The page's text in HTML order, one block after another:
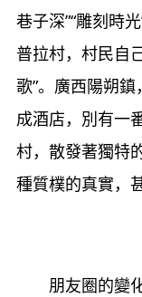
巷子深”“雕刻時
普拉村，村民自
歌”。廣西陽朔
成酒店，別有一
村，散發著獨特
種質樸的真實，
朋友圈的變化